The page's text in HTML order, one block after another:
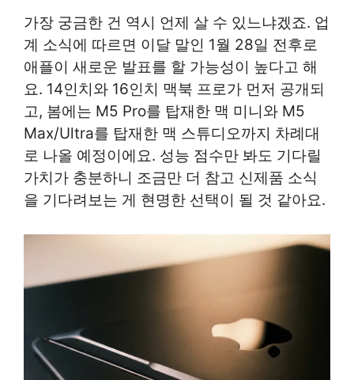
가장 궁금한 건 역시 언제 살 수 있느냐겠죠. 업
계 소식에 따르면 이달 말인 1월 28일 전후로
애플이 새로운 발표를 할 가능성이 높다고 해
요. 14인치와 16인치 맥북 프로가 먼저 공개되
고, 봄에는 M5 Pro를 탑재한 맥 미니와 M5
Max/Ultra를 탑재한 맥 스튜디오까지 차례대
로 나올 예정이에요. 성능 점수만 봐도 기다릴
가치가 충분하니 조금만 더 참고 신제품 소식
을 기다려보는 게 현명한 선택이 될 것 같아요.